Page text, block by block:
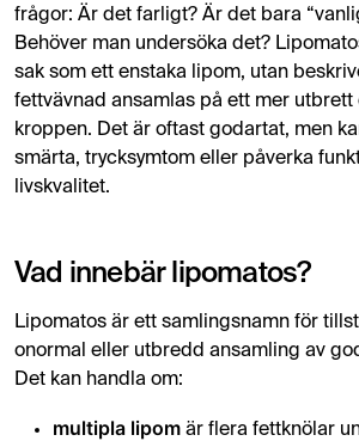
frågor: Är det farligt? Är det bara
Behöver man undersöka det?
sak som ett enstaka lipom, utan
fettvävnad ansamlas på ett mer utbrett
kroppen. Det är oftast godartat, men
smärta, trycksymtom eller påverka
livskvalitet.
Vad innebär lipomatos?
Lipomatos är ett samlingsnamn för
onormal eller utbredd ansamling av
Det kan handla om:
multipla lipom är flera fettknölar